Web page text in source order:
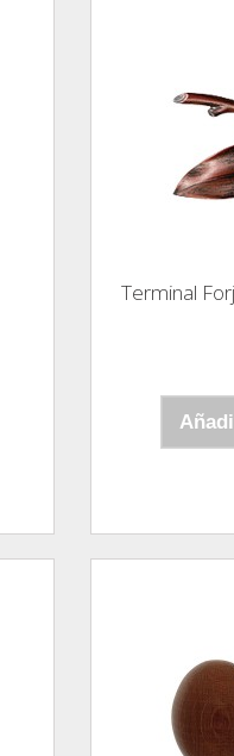
Terminal